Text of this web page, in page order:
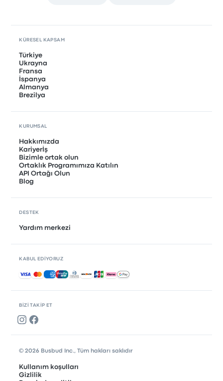
BIZI TAKIP ET
KÜRESEL KAPSAM
Türkiye
Ukrayna
Fransa
İspanya
Almanya
Brezilya
KURUMSAL
Hakkımızda
Kariyerİş
Bizimle ortak olun
Ortaklık Programımıza Katılın
API Ortağı Olun
Blog
DESTEK
Yardım merkezi
KABUL EDIYORUZ
Kabul edilen ödemeler
© 2026 Busbud Inc., Tüm hakları saklıdır
Kullanım koşulları
Gizlilik